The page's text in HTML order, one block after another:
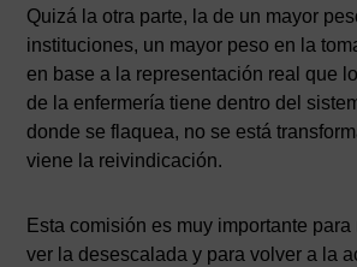
Quizá la otra parte, la de un mayor
instituciones, un mayor peso en la
en base a la representación real que
de la enfermería tiene dentro del
donde se flaquea, no se está
viene la reivindicación.
Esta comisión es muy importante para
ver la desescalada y para volver a la